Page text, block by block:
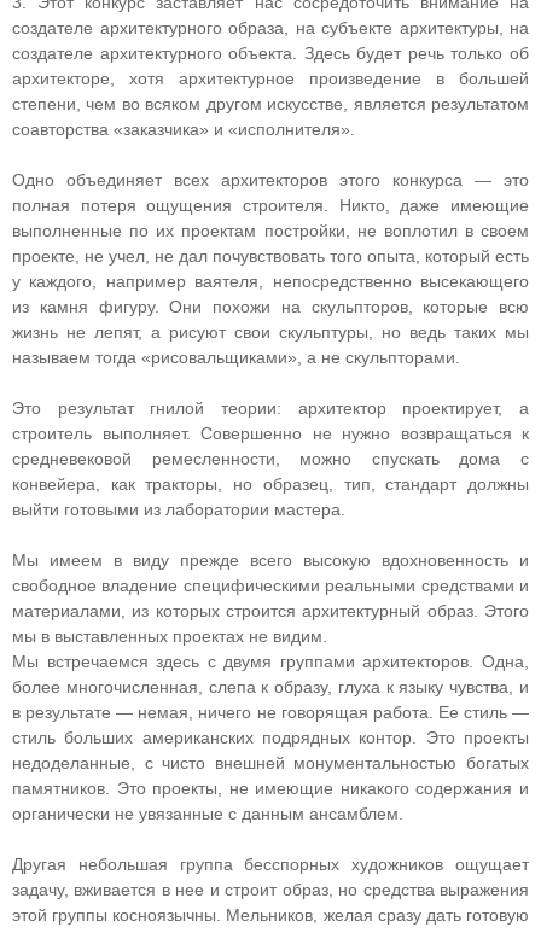
создателе архитектурного образа, на субъекте архитектуры, на
создателе архитектурного объекта. Здесь будет речь только об
архитекторе, хотя архитектурное произведение в большей
степени, чем во всяком другом искусстве, является результатом
соавторства «заказчика» и «исполнителя».
Одно объединяет всех архитекторов этого конкурса — это
полная потеря ощущения строителя. Никто, даже имеющие
выполненные по их проектам постройки, не воплотил в своем
проекте, не учел, не дал почувствовать того опыта, который есть
у каждого, например ваятеля, непосредственно высекающего
из камня фигуру. Они похожи на скульпторов, которые всю
жизнь не лепят, а рисуют свои скульптуры, но ведь таких мы
называем тогда «рисовальщиками», а не скульпторами.
Это результат гнилой теории: архитектор проектирует, а
строитель выполняет. Совершенно не нужно возвращаться к
средневековой ремесленности, можно спускать дома с
конвейера, как тракторы, но образец, тип, стандарт должны
выйти готовыми из лаборатории мастера.
Мы имеем в виду прежде всего высокую вдохновенность и
свободное владение специфическими реальными средствами и
материалами, из которых строится архитектурный образ. Этого
мы в выставленных проектах не видим.
Мы встречаемся здесь с двумя группами архитекторов. Одна,
более многочисленная, слепа к образу, глуха к языку чувства, и
в результате — немая, ничего не говорящая работа. Ее стиль —
стиль больших американских подрядных контор. Это проекты
недоделанные, с чисто внешней монументальностью богатых
памятников. Это проекты, не имеющие никакого содержания и
органически не увязанные с данным ансамблем.
Другая небольшая группа бесспорных художников ощущает
задачу, вживается в нее и строит образ, но средства выражения
этой группы косноязычны. Мельников, желая сразу дать готовую